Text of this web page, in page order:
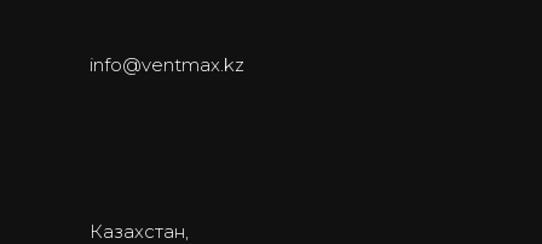
Казахстан,
info@ventmax.kz